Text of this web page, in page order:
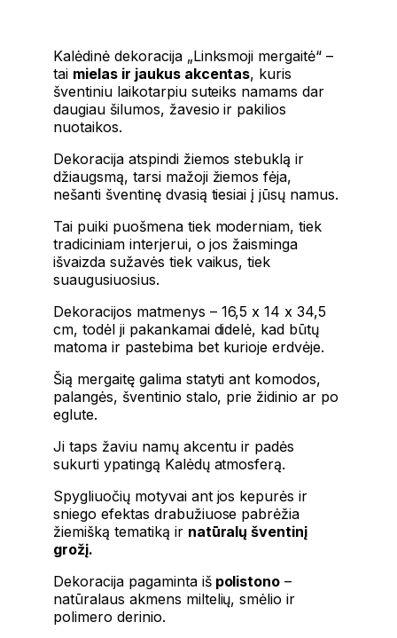
Kalėdinė dekoracija „Linksmoji mergaitė“ –
tai mielas ir jaukus akcentas, kuris
šventiniu laikotarpiu suteiks namams dar
daugiau šilumos, žavesio ir pakilios
nuotaikos.
Dekoracija atspindi žiemos stebuklą ir
džiaugsmą, tarsi mažoji žiemos fėja,
nešanti šventinę dvasią tiesiai į jūsų namus.
Tai puiki puošmena tiek moderniam, tiek
tradiciniam interjerui, o jos žaisminga
išvaizda sužavės tiek vaikus, tiek
suaugusiuosius.
Dekoracijos matmenys – 16,5 x 14 x 34,5
cm, todėl ji pakankamai didelė, kad būtų
matoma ir pastebima bet kurioje erdvėje.
Šią mergaitę galima statyti ant komodos,
palangės, šventinio stalo, prie židinio ar po
eglute.
Ji taps žaviu namų akcentu ir padės
sukurti ypatingą Kalėdų atmosferą.
Spygliuočių motyvai ant jos kepurės ir
sniego efektas drabužiuose pabrėžia
žiemišką tematiką ir natūralų šventinį
grožį.
Dekoracija pagaminta išpolistono –
natūralaus akmens miltelių, smėlio ir
polimero derinio.